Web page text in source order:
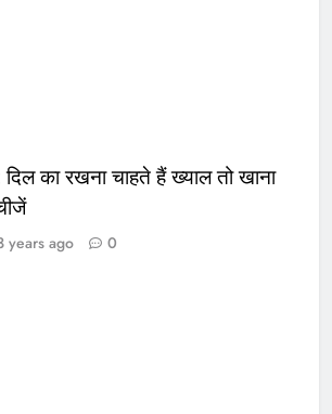
का रखना चाहते हैं ख्याल तो खाना
years ago 0